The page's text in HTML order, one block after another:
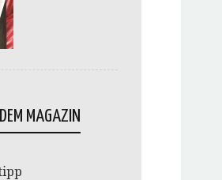
MAGAZIN